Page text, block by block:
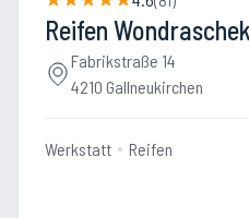
Reifen
Fabrikstraße 14
4210 Gallneukirchen
Werkstatt Reifen